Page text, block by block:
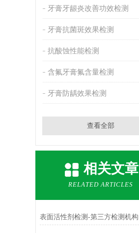
牙膏牙龈炎改善功效检测
牙膏抗菌斑效果检测
抗酸蚀性能检测
含氟牙膏氟含量检测
牙膏防龋效果检测
查看全部
相关文章
RELATED ARTICLES
表面活性剂检测-第三方检测机构